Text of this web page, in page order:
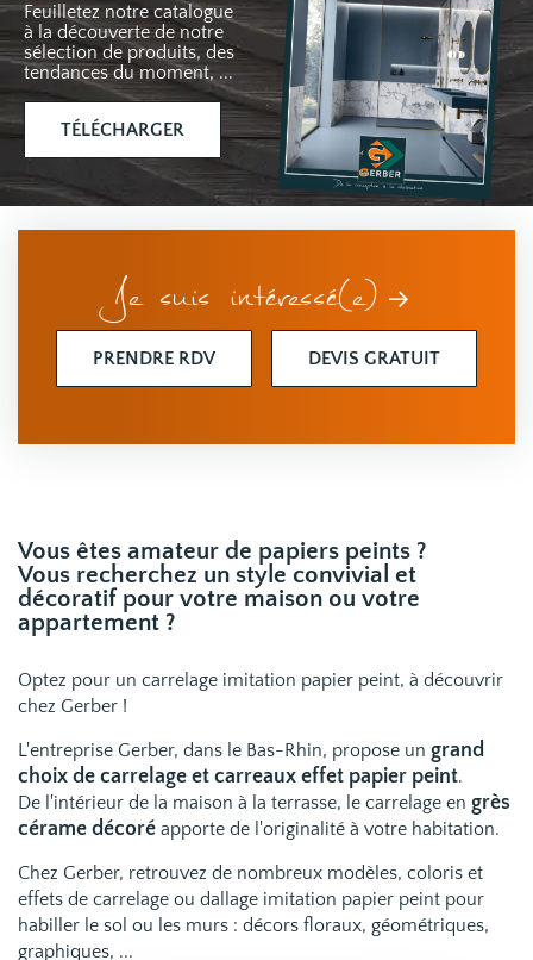
Feuilletez notre catalogue
à la découverte de notre
sélection de produits, des
tendances du moment, ...
TÉLÉCHARGER
Je suis intéressé(e)
PRENDRE RDV DEVIS GRATUIT
Vous êtes amateur de papiers peints ?
Vous recherchez un style convivial et
décoratif pour votre maison ou votre
appartement ?
Optez pour un carrelage imitation papier peint, à découvrir
chez Gerber !
L'entreprise Gerber, dans le Bas-Rhin, propose un grand
choix de carrelage et carreaux effet papier peint.
De l'intérieur de la maison à la terrasse, le carrelage en grès
cérame décoré apporte de l'originalité à votre habitation.
Chez Gerber, retrouvez de nombreux modèles, coloris et
effets de carrelage ou dallage imitation papier peint pour
habiller le sol ou les murs : décors floraux, géométriques,
graphiques, ...